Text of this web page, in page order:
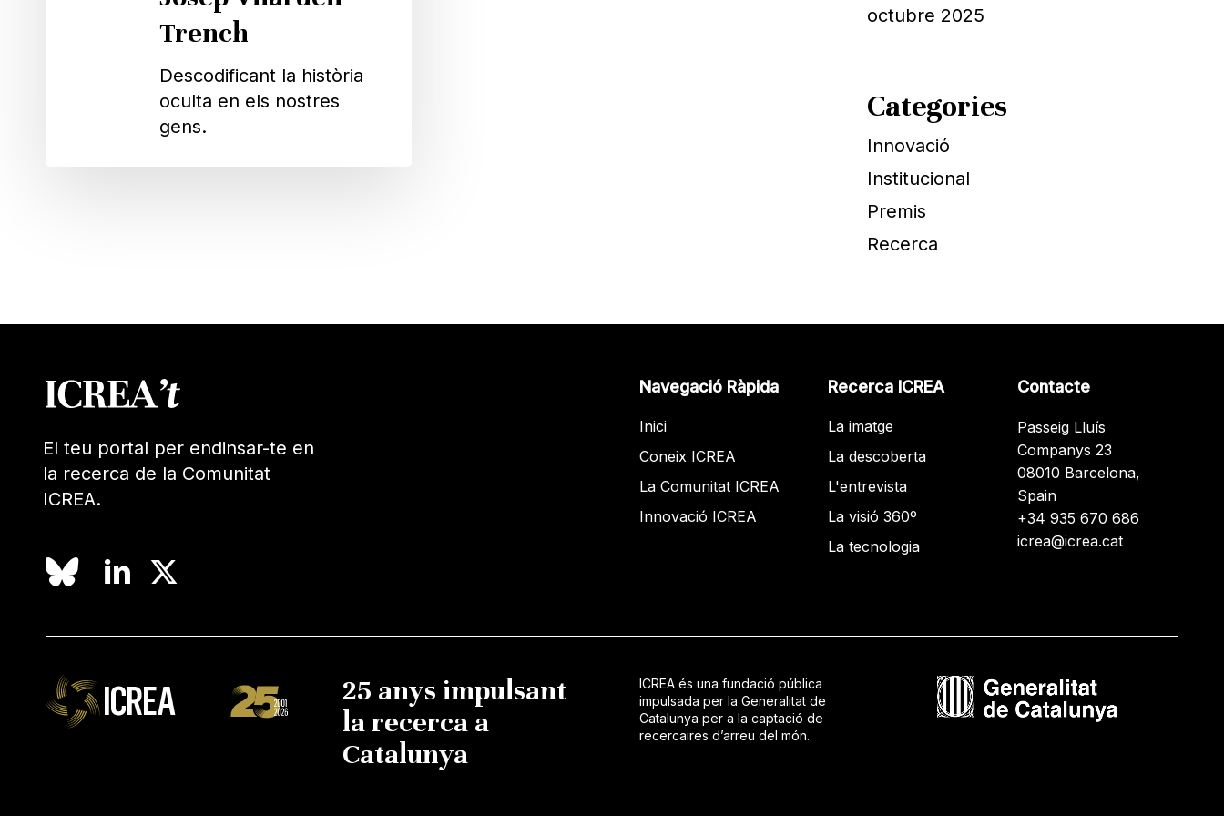
Trench
Descodificant la història
oculta en els nostres
gens.
octubre 2025
Categories
Innovació
Institucional
Premis
Recerca
El teu portal per endinsar-te en
la recerca de la Comunitat
ICREA.
Navegació Ràpida
Inici
Coneix ICREA
La Comunitat ICREA
Innovació ICREA
Recerca ICREA
La imatge
La descoberta
L'entrevista
La visió 360º
La tecnologia
Contacte
Passeig Lluís
Companys 23
08010 Barcelona,
Spain
+34 935 670 686
icrea@icrea.cat
25 anys impulsant
la recerca a
Catalunya
ICREA és una fundació pública
impulsada per la Generalitat de
Catalunya per a la captació de
recercaires d’arreu del món.